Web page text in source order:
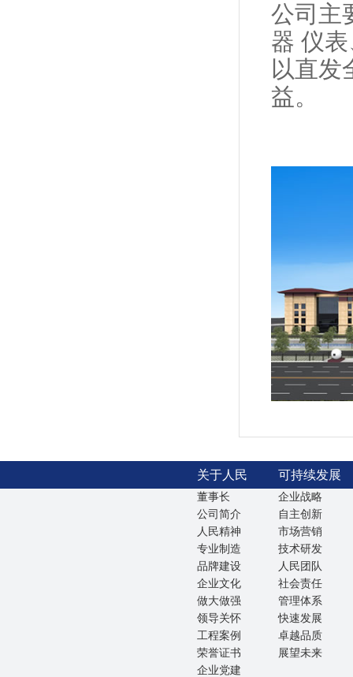
公司主
器 仪
以直发
益。
关于人民 可持续发展
董事长
公司简介
人民精神
专业制造
品牌建设
企业文化
做大做强
领导关怀
工程案例
荣誉证书
企业党建
企业战略
自主创新
市场营销
技术研发
人民团队
社会责任
管理体系
快速发展
卓越品质
展望未来